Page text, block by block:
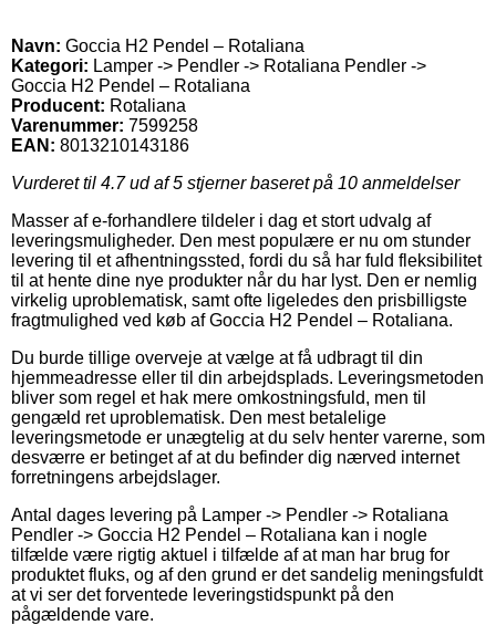
Navn: Goccia H2 Pendel – Rotaliana
Kategori: Lamper -> Pendler -> Rotaliana Pendler ->
Goccia H2 Pendel – Rotaliana
Producent: Rotaliana
Varenummer: 7599258
EAN: 8013210143186
Vurderet til 4.7ud af 5 stjerner baseret på 10 anmeldelser
Masser af e-forhandlere tildeler i dag et stort udvalg af
leveringsmuligheder. Den mest populære er nu om stunder
levering til et afhentningssted, fordi du så har fuld fleksibilitet
til at hente dine nye produkter når du har lyst. Den er nemlig
virkelig uproblematisk, samt ofte ligeledes den prisbilligste
fragtmulighed ved køb af Goccia H2 Pendel – Rotaliana.
Du burde tillige overveje at vælge at få udbragt til din
hjemmeadresse eller til din arbejdsplads. Leveringsmetoden
bliver som regel et hak mere omkostningsfuld, men til
gengæld ret uproblematisk. Den mest betalelige
leveringsmetode er unægtelig at du selv henter varerne, som
desværre er betinget af at du befinder dig nærved internet
forretningens arbejdslager.
Antal dages levering på Lamper -> Pendler -> Rotaliana
Pendler -> Goccia H2 Pendel – Rotaliana kan i nogle
tilfælde være rigtig aktuel i tilfælde af at man har brug for
produktet fluks, og af den grund er det sandelig meningsfuldt
at vi ser det forventede leveringstidspunkt på den
pågældende vare.